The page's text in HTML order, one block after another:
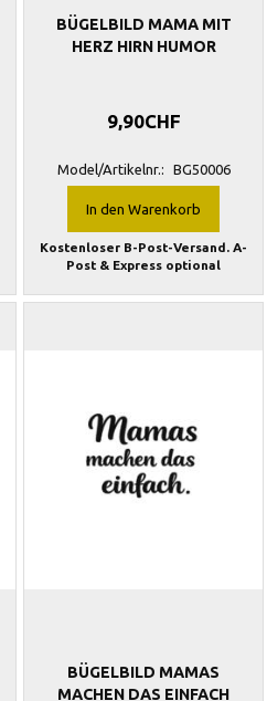
BÜGELBILD MAMA MIT
HERZ HIRN HUMOR
9,90CHF
Model/Artikelnr.: BG50006
In den Warenkorb
Kostenloser B-Post-Versand. A-
Post & Express optional
BÜGELBILD MAMAS
MACHEN DAS EINFACH